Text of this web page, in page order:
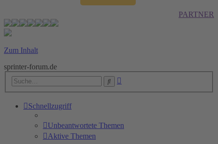
PARTNER
Zum Inhalt
sprinter-forum.de
Suche
Schnellzugriff
Unbeantwortete Themen
Aktive Themen